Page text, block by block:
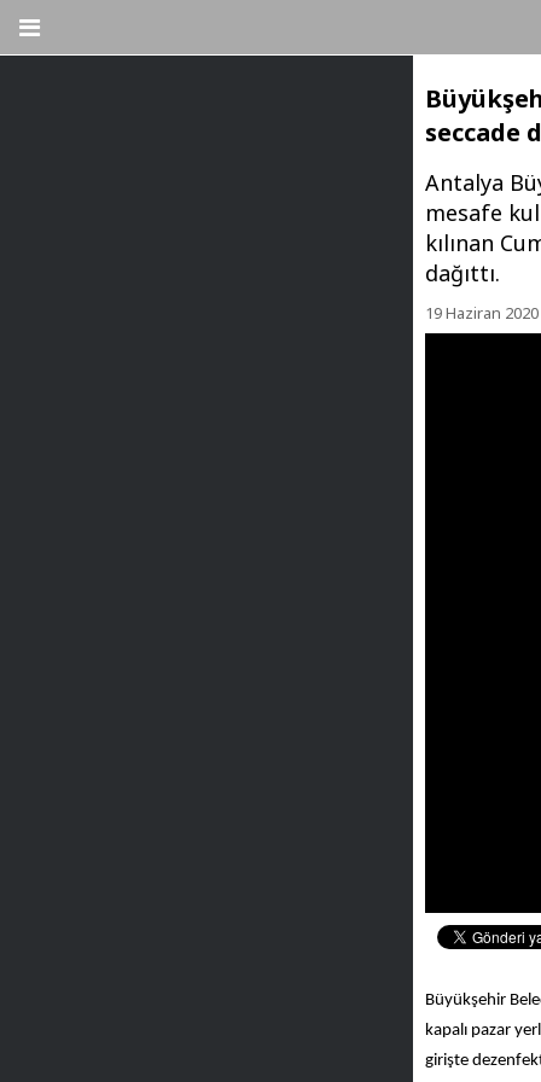
seccade
Antalya
mesafe
kılınan
dağıttı.
19 Haziran
Büyükşehir
kapalı pazar
girişte